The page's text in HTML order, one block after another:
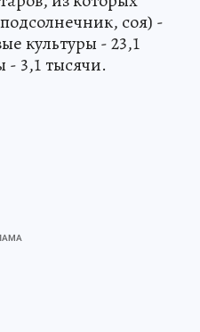
соя) -
культуры - 23,1
- 3,1 тысячи.